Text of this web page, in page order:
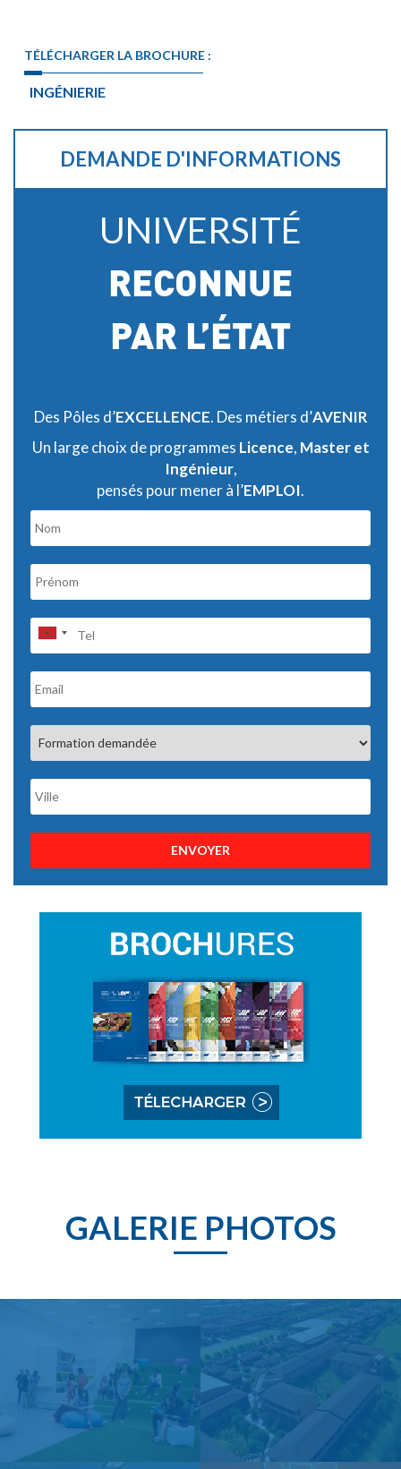
TÉLÉCHARGER LA BROCHURE :
INGÉNIERIE
DEMANDE D'INFORMATIONS
UNIVERSITÉ
RECONNUE
PAR L’ÉTAT
Des Pôles d’EXCELLENCE. Des métiers d’AVENIR
Un large choix de programmes Licence, Master et
Ingénieur,
pensés pour mener à l’EMPLOI.
ENVOYER
GALERIE PHOTOS